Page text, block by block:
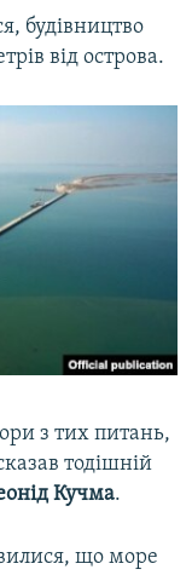
будівництво
від острова.
з тих питань,
тодішній
Кучма.
що море